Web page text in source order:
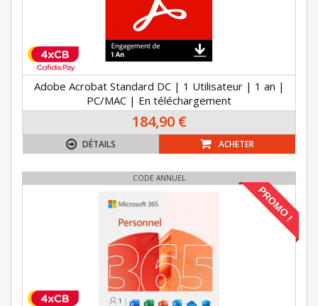
Adobe Acrobat Standard DC | 1 Utilisateur | 1 an |
PC/MAC | En téléchargement
184,90 €
DÉTAILS ACHETER
CODE ANNUEL
PROMO !